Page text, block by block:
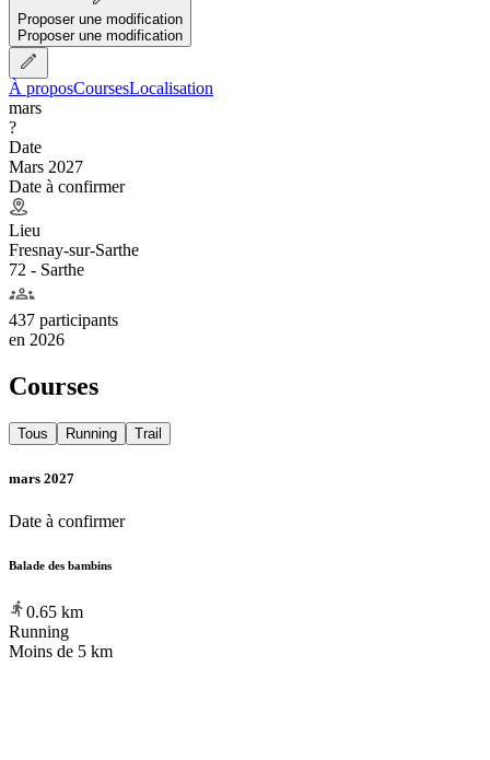
Proposer une modification
Proposer une modification
À proposCoursesLocalisation
mars
?
Date
Mars 2027
Date à confirmer
Lieu
Fresnay-sur-Sarthe
72 - Sarthe
437 participants
en 2026
Courses
Tous Running Trail
mars 2027
Date à confirmer
Balade des bambins
0.65 km
Running
Moins de 5 km